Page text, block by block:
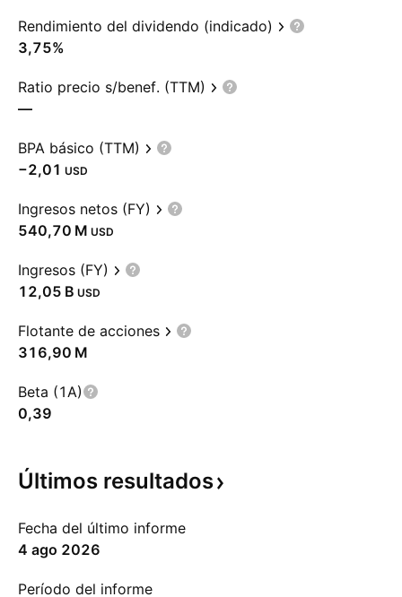
Rendimiento del dividendo (indicado)
3,75%
Ratio precio s/benef. (TTM)
—
BPA básico (TTM)
−2,01 USD
Ingresos netos (FY)
‪540,70 M‬ USD
Ingresos (FY)
‪12,05 B‬ USD
Flotante de acciones
‪316,90 M‬
Beta (1A)
0,39
Últimos resultados
Fecha del último informe
4 ago 2026
Período del informe